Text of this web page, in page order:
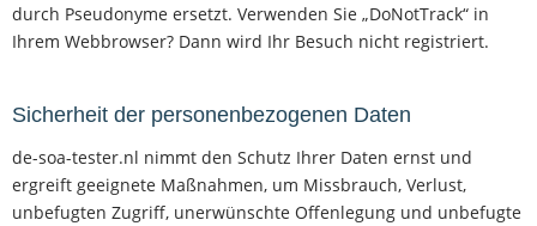
durch Pseudonyme ersetzt. Verwenden Sie „DoNotTrack“ in
Ihrem Webbrowser? Dann wird Ihr Besuch nicht registriert.
Sicherheit der personenbezogenen Daten
de-soa-tester.nl nimmt den Schutz Ihrer Daten ernst und
ergreift geeignete Maßnahmen, um Missbrauch, Verlust,
unbefugten Zugriff, unerwünschte Offenlegung und unbefugte